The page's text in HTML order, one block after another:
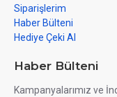
Siparişlerim
Haber Bülteni
Hediye Çeki Al
Haber Bülteni
Kampanyalarımız ve